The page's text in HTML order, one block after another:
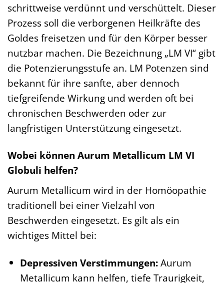
schrittweise verdünnt und verschüttelt. Dieser
Prozess soll die verborgenen Heilkräfte des
Goldes freisetzen und für den Körper besser
nutzbar machen. Die Bezeichnung „LM VI“ gibt
die Potenzierungsstufe an. LM Potenzen sind
bekannt für ihre sanfte, aber dennoch
tiefgreifende Wirkung und werden oft bei
chronischen Beschwerden oder zur
langfristigen Unterstützung eingesetzt.
Wobei können Aurum Metallicum LM VI
Globuli helfen?
Aurum Metallicum wird in der Homöopathie
traditionell bei einer Vielzahl von
Beschwerden eingesetzt. Es gilt als ein
wichtiges Mittel bei:
Depressiven Verstimmungen:Aurum
Metallicum kann helfen, tiefe Traurigkeit,